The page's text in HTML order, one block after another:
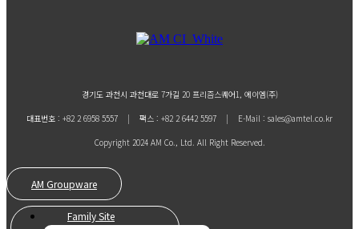
경기도 과천시 과천대로 7가길 20 프리즘스퀘어1, 에이엠(주)
대표번호 : +82 2 6958 5557 | 팩스 : +82 2 6442 5597 | E-Mail : sales@amtel.co.kr
Copyright 2024 AM Co., Ltd. All Right Reserved.
AM Groupware
Family Site